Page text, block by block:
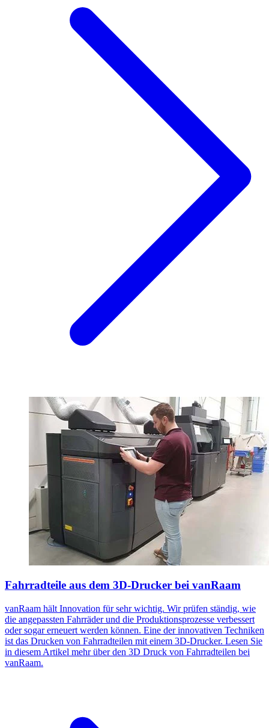
Fahrradteile aus dem 3D-Drucker bei vanRaam
vanRaam hält Innovation für sehr wichtig. Wir prüfen ständig, wie
die angepassten Fahrräder und die Produktionsprozesse verbessert
oder sogar erneuert werden können. Eine der innovativen Techniken
ist das Drucken von Fahrradteilen mit einem 3D-Drucker. Lesen Sie
in diesem Artikel mehr über den 3D Druck von Fahrradteilen bei
vanRaam.